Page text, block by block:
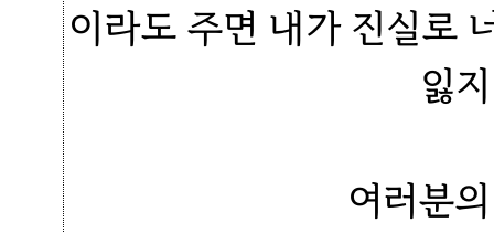
이라도 주면 내가 진실로
잃
여러분